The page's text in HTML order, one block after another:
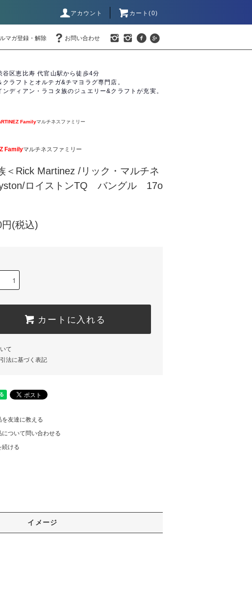
アカウント カート(0)
マガ登録・解除 お問い合わせ
谷区恵比寿 代官山駅から徒歩4分
ラフトとオルテガ&チマヨラグ専門店。
ディアン・ラコタ族のジュエリー&クラフトが充実。
Familyマルチネスファミリー
Familyマルチネスファミリー
＜Rick Martinez /リック・マルチネ
ロイストンTQ バングル 17o
(税込)
カートに入れる
て
法に基づく表記
を友達に教える
について問い合わせる
続ける
イメージ